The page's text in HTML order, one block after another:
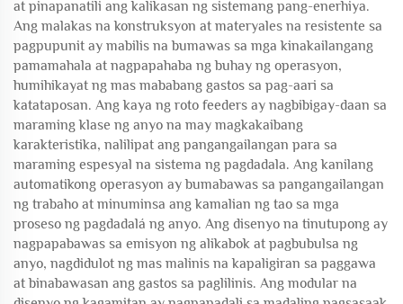
at pinapanatili ang kalikasan ng sistemang pang-enerhiya.
Ang malakas na konstruksyon at materyales na resistente sa
pagpupunit ay mabilis na bumawas sa mga kinakailangang
pamamahala at nagpapahaba ng buhay ng operasyon,
humihikayat ng mas mababang gastos sa pag-aari sa
katataposan. Ang kaya ng roto feeders ay nagbibigay-daan sa
maraming klase ng anyo na may magkakaibang
karakteristika, nalilipat ang pangangailangan para sa
maraming espesyal na sistema ng pagdadala. Ang kanilang
automatikong operasyon ay bumabawas sa pangangailangan
ng trabaho at minuminsa ang kamalian ng tao sa mga
proseso ng pagdadalá ng anyo. Ang disenyo na tinutupong ay
nagpapabawas sa emisyon ng alikabok at pagbubulsa ng
anyo, nagdidulot ng mas malinis na kapaligiran sa paggawa
at binabawasan ang gastos sa paglilinis. Ang modular na